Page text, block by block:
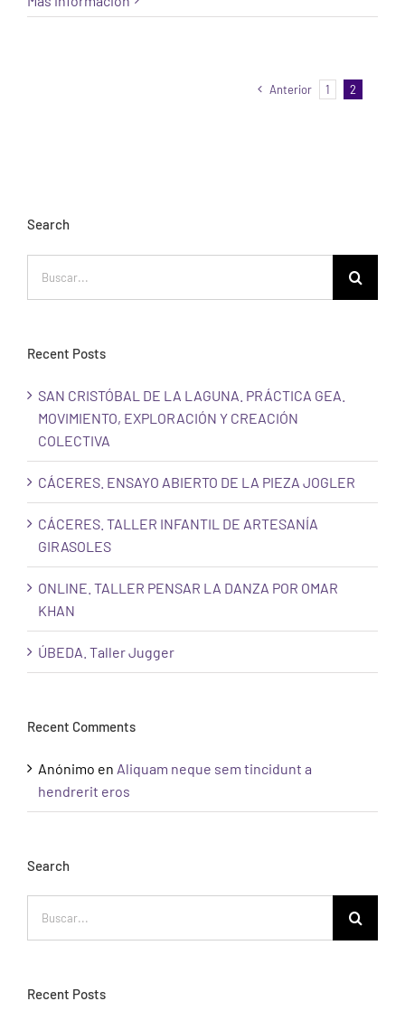
Anterior 1 2
Search
Recent Posts
SAN CRISTÓBAL DE LA LAGUNA. PRÁCTICA GEA.
MOVIMIENTO, EXPLORACIÓN Y CREACIÓN
COLECTIVA
CÁCERES. ENSAYO ABIERTO DE LA PIEZA JOGLER
CÁCERES. TALLER INFANTIL DE ARTESANÍA
GIRASOLES
ONLINE. TALLER PENSAR LA DANZA POR OMAR
KHAN
ÚBEDA. Taller Jugger
Recent Comments
Anónimo en Aliquam neque sem tincidunt a
hendrerit eros
Search
Recent Posts